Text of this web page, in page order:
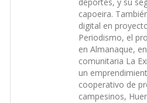
deportes, y su
capoeira.
digital en
Periodismo, el
en Almanaque,
comunitaria La
un
cooperativo de
campesinos,